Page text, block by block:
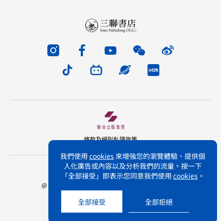
我們使用 cookies 來增強您的瀏覽體驗、提供個
人化廣告或內容以及分析我們的流量。按一下
「全部接受」即表示您同意我們使用 cookies 。
全部接受 全部拒絕
版權所有 不得轉載 三聯書店(香港)有限公司
@ Joint Publishing (Hong Kong) Company Limited.
All rights reserved.
條款及細則私隱政策